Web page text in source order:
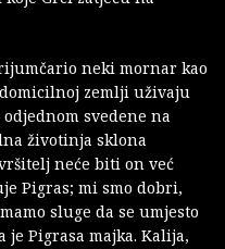
neki mornar kao
zemlji uživaju
svedene na
životinja sklona
neće biti on već
Pigras; mi smo dobri,
sluge da se umjesto
Pigrasa majka. Kalija,